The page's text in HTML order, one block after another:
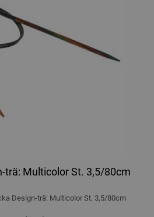
trä: Multicolor St. 3,5/80cm
Design-trä: Multicolor St. 3,5/80cm